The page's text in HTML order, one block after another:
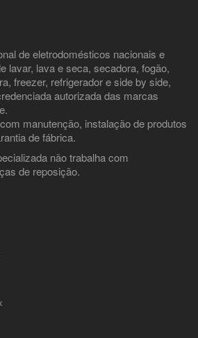
de eletrodomésticos nacionais e
lavar, lava e seca, secadora, fogão,
freezer, refrigerador e side by side,
autorizada das marcas
manutenção, instalação de produtos
de fábrica.
não trabalha com
de reposição.